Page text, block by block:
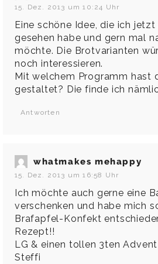
15. Dez. 2013 um 10:24 Uhr
Eine schöne Idee, die ich
gesehen habe und gern mal
möchte. Die Brotvarianten
noch interessieren.
Mit welchem Programm hast
gestaltet? Die finde ich
Antworten
whatmakes mehappy
15. Dez. 2013 um 16:58 Uhr
Ich möchte auch gerne eine
verschenken und habe mich
Brafapfel-Konfekt
Rezept!!
LG & einen tollen 3ten Advent
Steffi